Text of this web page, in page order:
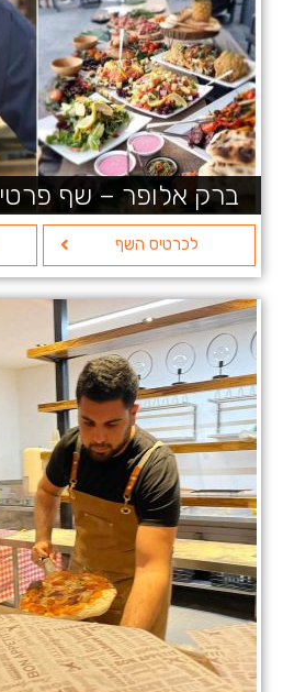
ברק אלופר – שף פרטי
לכרטיס השף